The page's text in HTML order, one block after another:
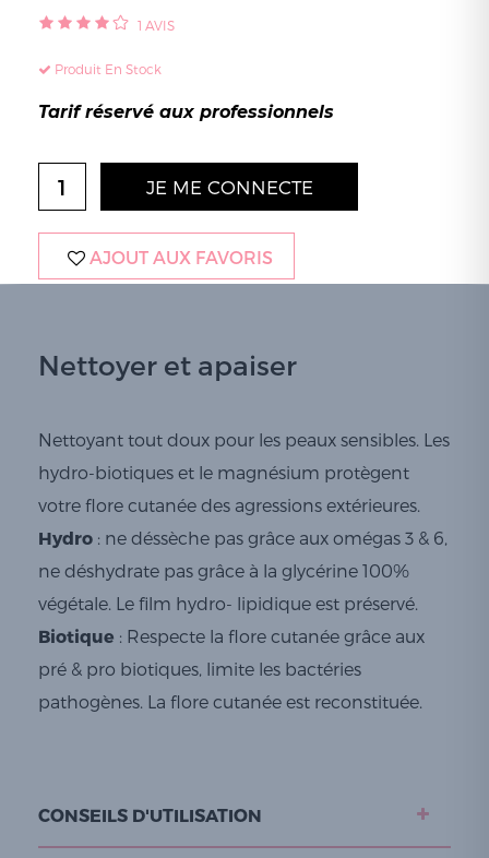
1 AVIS
Produit En Stock
Tarif réservé aux professionnels
JE ME CONNECTE
AJOUT AUX FAVORIS
Nettoyer et apaiser
Nettoyant tout doux pour les peaux sensibles. Les
hydro-biotiques et le magnésium protègent
votre flore cutanée des agressions extérieures.
Hydro : ne déssèche pas grâce aux omégas 3 & 6,
ne déshydrate pas grâce à la glycérine 100%
végétale. Le film hydro- lipidique est préservé.
Biotique : Respecte la flore cutanée grâce aux
pré & pro biotiques, limite les bactéries
pathogènes. La flore cutanée est reconstituée.
CONSEILS D'UTILISATION